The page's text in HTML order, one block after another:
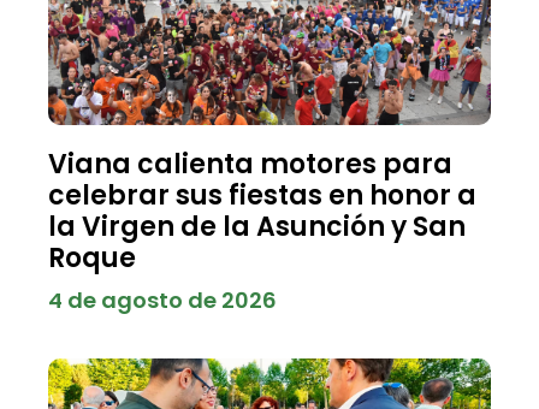
Viana calienta motores para
celebrar sus fiestas en honor a
la Virgen de la Asunción y San
Roque
4 de agosto de 2026